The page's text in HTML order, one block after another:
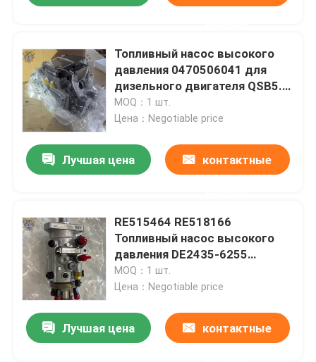
Топливный насос высокого
давления 0470506041 для
дизельного двигателя QSB5.9
3937690
MOQ：1 шт.
Цена：Negotiable price
Лучшая цена контактные
RE515464 RE518166
Топливный насос высокого
давления DE2435-6255
DE2435-6247 RE568070
Топливный насос
MOQ：1 шт.
Цена：Negotiable price
Лучшая цена контактные